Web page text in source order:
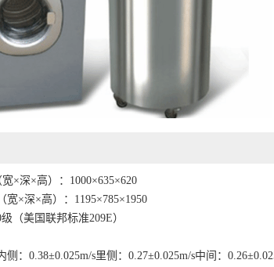
×深×高）：1000×635×620
宽×深×高）：1195×785×1950
（美国联邦标准209E）
侧：0.38±0.025m/s里侧：0.27±0.025m/s中间：